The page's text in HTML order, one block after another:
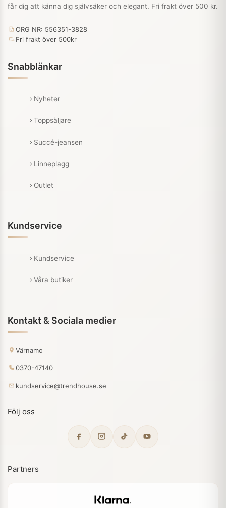
får dig att känna dig självsäker och elegant. Fri frakt över 500 kr.
ORG NR: 556351-3828
Fri frakt över 500kr
Snabblänkar
Nyheter
Toppsäljare
Succé-jeansen
Linneplagg
Outlet
Kundservice
Kundservice
Våra butiker
Kontakt & Sociala medier
Värnamo
0370-47140
kundservice@trendhouse.se
Följ oss
Partners